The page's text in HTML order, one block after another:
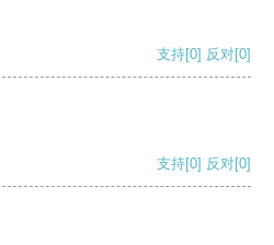
支持[0] 反对[0]
支持[0] 反对[0]